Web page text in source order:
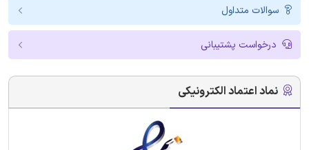
سوالات متداول
درخواست پشتیبانی
نماد اعتماد الکترونیکی